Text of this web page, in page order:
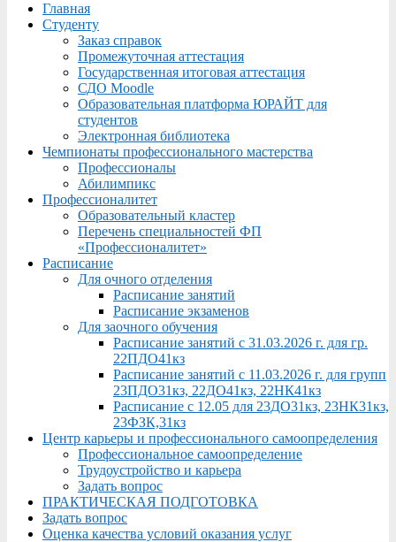
Menu
Главная
Студенту
Заказ справок
Промежуточная аттестация
Государственная итоговая аттестация
СДО Moodle
Образовательная платформа ЮРАЙТ для
студентов
Электронная библиотека
Чемпионаты профессионального мастерства
Профессионалы
Абилимпикс
Профессионалитет
Образовательный кластер
Перечень специальностей ФП
«Профессионалитет»
Расписание
Для очного отделения
Расписание занятий
Расписание экзаменов
Для заочного обучения
Расписание занятий с 31.03.2026 г. для гр.
22ПДО41кз
Расписание занятий с 11.03.2026 г. для групп
23ПДО31кз, 22ДО41кз, 22НК41кз
Расписание с 12.05 для 23ДО31кз, 23НК31кз,
23ФЗК,31кз
Центр карьеры и профессионального самоопределения
Профессиональное самоопределение
Трудоустройство и карьера
Задать вопрос
ПРАКТИЧЕСКАЯ ПОДГОТОВКА
Задать вопрос
Оценка качества условий оказания услуг